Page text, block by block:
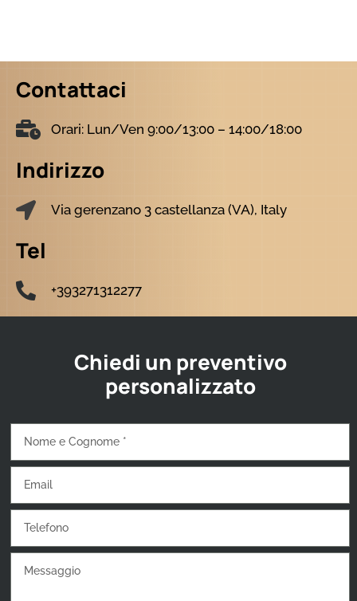
Contattaci
Orari: Lun/Ven 9:00/13:00 – 14:00/18:00
Indirizzo
Via gerenzano 3 castellanza (VA), Italy
Tel
+393271312277
Chiedi un preventivo
personalizzato